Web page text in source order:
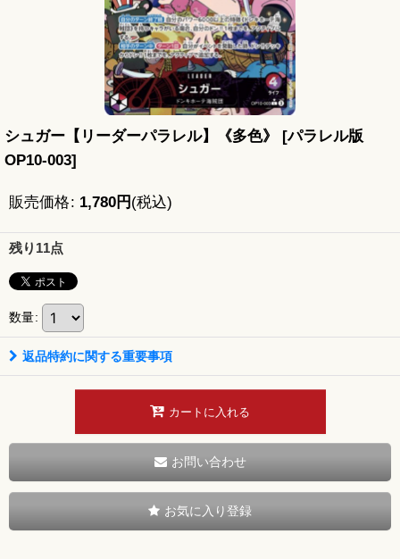
シュガー【リーダーパラレル】《多色》 [パラレル版
OP10-003]
販売価格: 1,780円 (税込)
残り11点
数量:
返品特約に関する重要事項
カートに入れる
お問い合わせ
お気に入り登録